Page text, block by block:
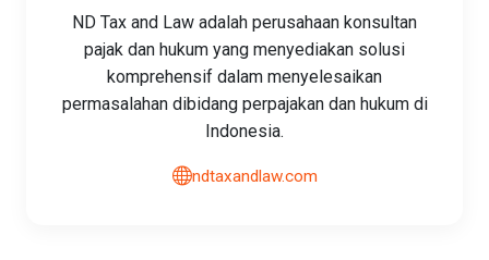
ND Tax and Law adalah perusahaan konsultan
pajak dan hukum yang menyediakan solusi
komprehensif dalam menyelesaikan
permasalahan dibidang perpajakan dan hukum di
Indonesia.
ndtaxandlaw.com